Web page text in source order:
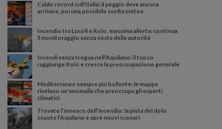
Caldo record sull'Italia: il peggio deve ancora
arrivare, poi una possibile svolta meteo
Incendio tra Lucoli e Roio, massima allerta: continua
il monitoraggio senza sosta delle autorità
Incendi senza tregua nell’Aquilano: il fuoco
raggiunge Roio e cresce la preoccupazione generale
Mediterraneo sempre più bollente: le mappe
rivelano un'anomalia che preoccupa gli esperti
climatici
Trovato l’innesco dell’incendio: la pista del dolo
scuote l’Aquilano e apre nuovi scenari